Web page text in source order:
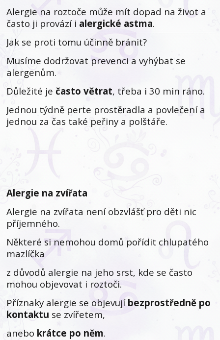
Alergie na roztoče může mít dopad na život a
často ji provází i alergické astma.
Jak se proti tomu účinně bránit?
Musíme dodržovat prevenci a vyhýbat se
alergenům.
Důležité ječasto větrat, třeba i 30 min ráno.
Jednou týdně perte prostěradla a povlečení a
jednou za čas také peřiny a polštáře.
Alergie na zvířata
Alergie na zvířata není obzvlášť pro děti nic
příjemného.
Některé si nemohou domů pořídit chlupatého
mazlíčka
z důvodů alergie na jeho srst, kde se často
mohou objevovat i roztoči.
Příznaky alergie se objevují bezprostředně po
kontaktu se zvířetem,
anebo krátce po něm.